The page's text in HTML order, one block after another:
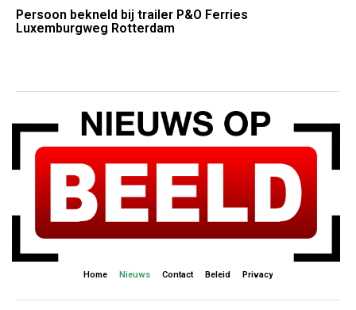
Persoon bekneld bij trailer P&O Ferries
Luxemburgweg Rotterdam
Home Nieuws Contact Beleid Privacy